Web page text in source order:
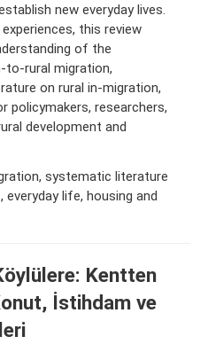
new everyday lives.
this review
of the
rural migration,
on rural in-migration,
policymakers, researchers,
development and
systematic literature
life, housing and
Kentten
İstihdam ve